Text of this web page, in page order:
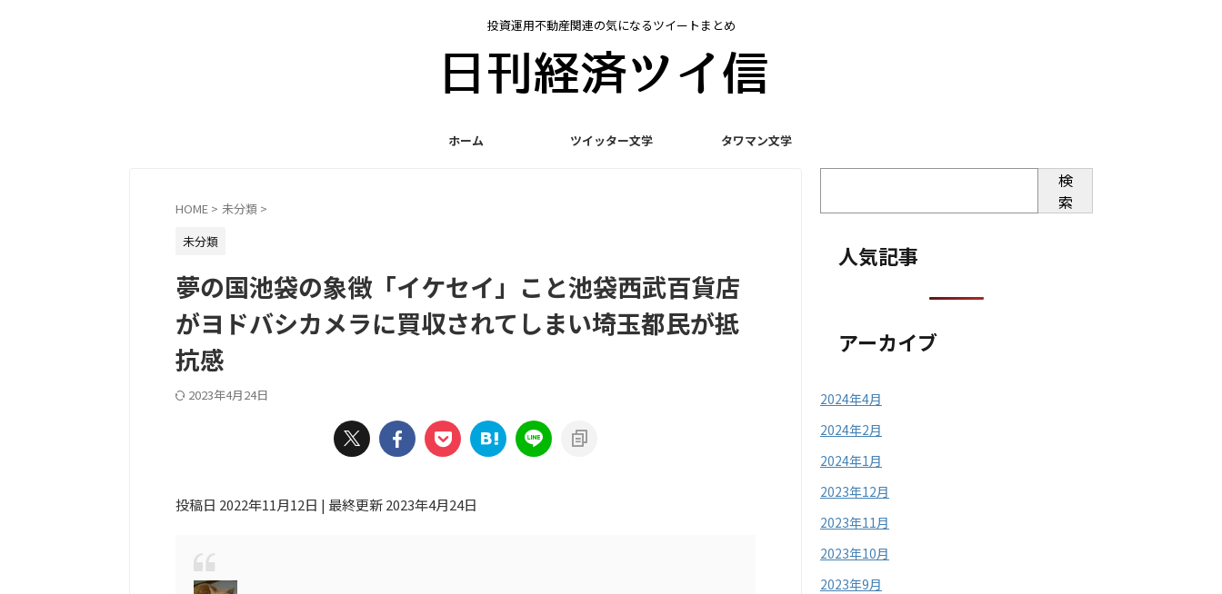
投資運用不動産関連の気になるツイートまとめ
ホーム ツイッター文学 タワマン文学
HOME > 未分類 >
未分類
夢の国池袋の象徴「イケセイ」こと池袋西武百貨店
がヨドバシカメラに買収されてしまい埼玉都民が抵
抗感
2023年4月24日
投稿日 2022年11月12日 | 最終更新 2023年4月24日
検
索
人気記事
アーカイブ
2024年4月
2024年2月
2024年1月
2023年12月
2023年11月
2023年10月
2023年9月